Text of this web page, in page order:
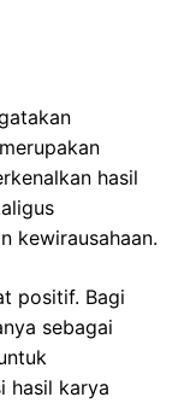
hasil
kewirausahaan.
positif. Bagi
sebagai
hasil karya